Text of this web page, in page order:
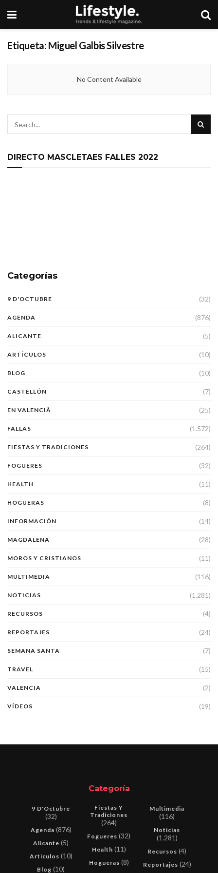
Etiqueta: Miguel Galbis Silvestre
No Content Available
DIRECTO MASCLETAES FALLES 2022
Categorías
9 D'OCTUBRE (32)
AGENDA (876)
ALICANTE (5)
ARTÍCULOS (10)
BLOG (10)
CASTELLÓN (7)
EN VALENCIÀ (25)
FALLAS (1.572)
FIESTAS Y TRADICIONES (264)
FOGUERES (32)
HEALTH (11)
HOGUERAS (8)
INFORMACIÓN (14)
MAGDALENA (28)
MOROS Y CRISTIANOS (11)
MULTIMEDIA (116)
NOTICIAS (1.281)
RECURSOS (4)
REPORTAJES (24)
SEMANA SANTA (7)
TRAVEL (15)
VALENCIA (2)
VÍDEOS (19)
Categoría
9 D'Octubre
(32)
Agenda (876)
Alicante (5)
Artículos (10)
Blog (10)
Fiestas Y
Tradiciones
(264)
Fogueres (32)
Health (11)
Hogueras (8)
Multimedia
(116)
Noticias
(1.281)
Recursos (4)
Reportajes (24)